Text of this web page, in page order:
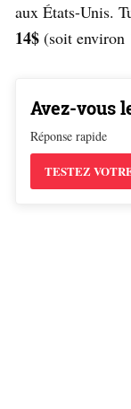
aux États-Unis.
14$ (soit environ
Avez-vous
Réponse rapide
TESTEZ